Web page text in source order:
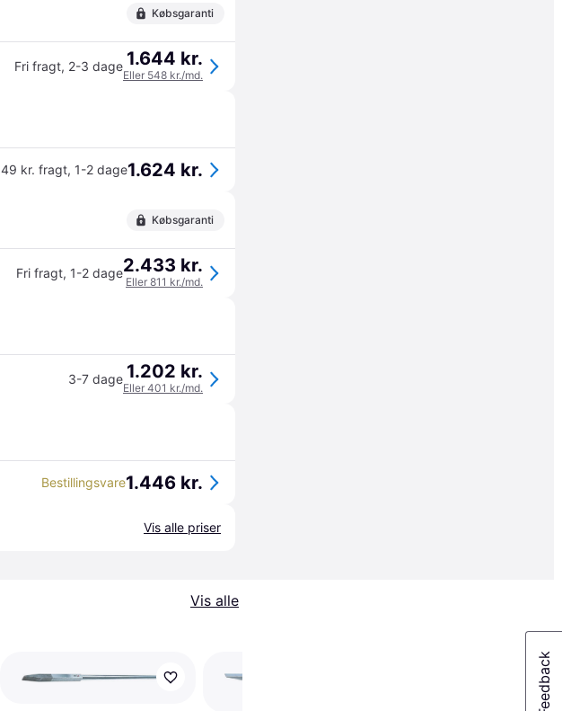
Købsgaranti
Fri fragt, 2-3 dage 1.644 kr.
Eller 548 kr./md.
49 kr. fragt, 1-2 dage1.624 kr.
Købsgaranti
Fri fragt, 1-2 dage2.433 kr.
Eller 811 kr./md.
3-7 dage 1.202 kr.
Eller 401 kr./md.
Bestillingsvare1.446 kr.
Vis alle priser
Vis alle